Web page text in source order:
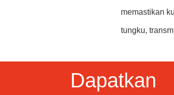
memastikan
tungku,
Dapatkan